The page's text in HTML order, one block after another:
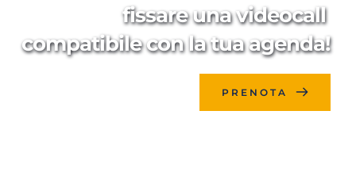
fissare una videocall
compatibile con la tua agenda!
PRENOTA